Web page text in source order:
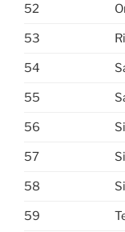
52
53
54
55
56
57
58
59